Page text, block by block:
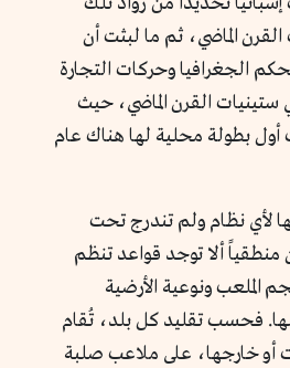
الماضي، ثم ما لبثت أن
الجغرافيا وحركات التجارة
ستينيات القرن الماضي، حيث
أول بطولة محلية لها هناك عام
لأي نظام ولم تندرج تحت
منطقياً ألا توجد قواعد تنظم
الملعب ونوعية الأرضية
فحسب تقليد كل بلد، تُقام
أو خارجها، على ملاعب صلبة